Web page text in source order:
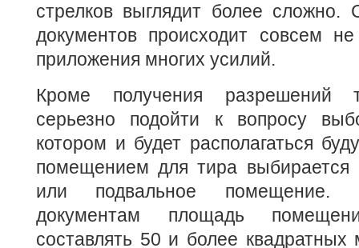
стрелков выглядит более
документов происходит совсем
приложения многих усилий.
Кроме получения разрешений
серьезно подойти к вопросу
котором и будет располагаться
помещением для тира выбирается
или подвальное помещение.
документам площадь
составлять 50 и более квадратных